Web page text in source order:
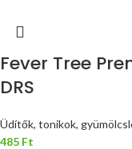
Fever Tree
DRS
Üdítők, tonikok,
485 Ft